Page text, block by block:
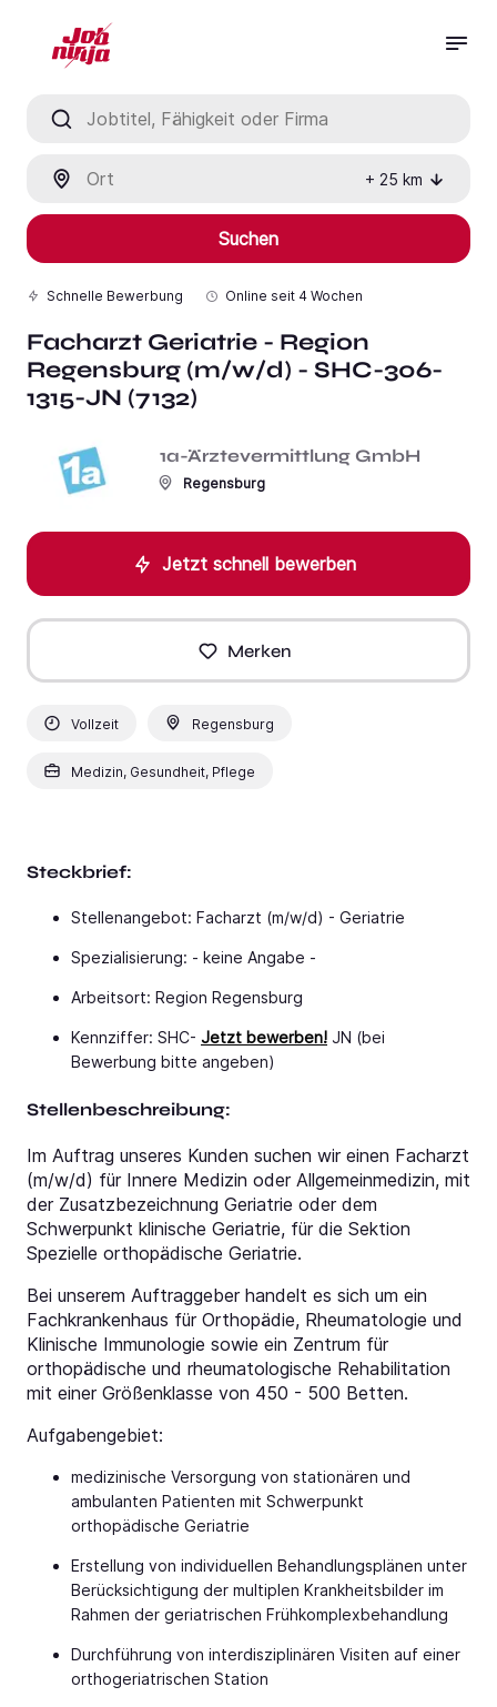
+ 25 km
Suchen
Schnelle Bewerbung Online seit 4 Wochen
Facharzt Geriatrie - Region
Regensburg (m/w/d) - SHC-306-
1315-JN (7132)
1a-Ärztevermittlung GmbH
Regensburg
Jetzt schnell bewerben
Merken
Vollzeit Regensburg
Medizin, Gesundheit, Pflege
Steckbrief:
Stellenangebot: Facharzt (m/w/d) - Geriatrie
Spezialisierung: - keine Angabe -
Arbeitsort: Region Regensburg
Kennziffer: SHC- Jetzt bewerben! JN (bei
Bewerbung bitte angeben)
Stellenbeschreibung:
Im Auftrag unseres Kunden suchen wir einen Facharzt
(m/w/d) für Innere Medizin oder Allgemeinmedizin, mit
der Zusatzbezeichnung Geriatrie oder dem
Schwerpunkt klinische Geriatrie, für die Sektion
Spezielle orthopädische Geriatrie.
Bei unserem Auftraggeber handelt es sich um ein
Fachkrankenhaus für Orthopädie, Rheumatologie und
Klinische Immunologie sowie ein Zentrum für
orthopädische und rheumatologische Rehabilitation
mit einer Größenklasse von 450 - 500 Betten.
Aufgabengebiet:
medizinische Versorgung von stationären und
ambulanten Patienten mit Schwerpunkt
orthopädische Geriatrie
Erstellung von individuellen Behandlungsplänen unter
Berücksichtigung der multiplen Krankheitsbilder im
Rahmen der geriatrischen Frühkomplexbehandlung
Durchführung von interdisziplinären Visiten auf einer
orthogeriatrischen Station